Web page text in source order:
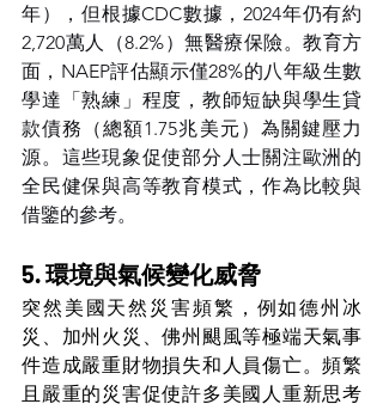
年），但根據CDC數據，2024年仍有約
2,720萬人（8.2%）無醫療保險。教育方
面，NAEP評估顯示僅28%的八年級生數
學達「熟練」程度，教師短缺與學生貸
款債務（總額1.75兆美元）為關鍵壓力
源。這些現象促使部分人士關注歐洲的
全民健保與高等教育模式，作為比較與
借鑒的參考。
5. 環境與氣候變化威脅
突然美國天然災害頻繁，例如德州冰
災、加州火災、佛州颶風等極端天氣事
件造成嚴重財物損失和人員傷亡。頻繁
且嚴重的災害促使許多美國人重新思考